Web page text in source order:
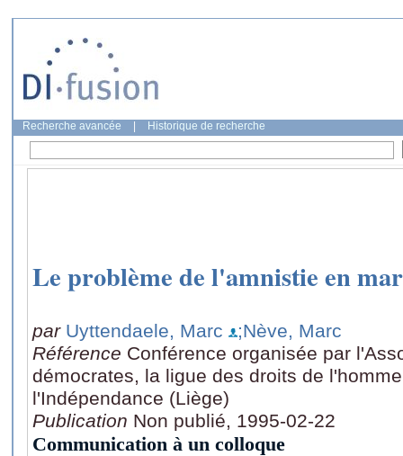
Recherche avancée Historique de recherche
Le problème de l'amnistie en
par Uyttendaele, Marc
;Nève, Marc
Référence Conférence organisée par
démocrates, la ligue des droits de
l'Indépendance (Liège)
Publication Non publié, 1995-02-22
Communication à un colloque